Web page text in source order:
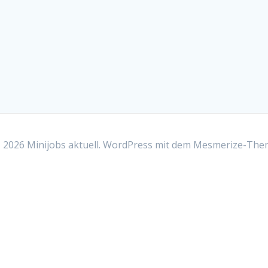
Minijobs aktuell. WordPress mit dem Mesmerize-